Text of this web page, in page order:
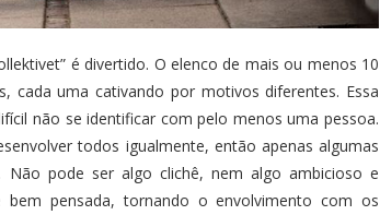
é divertido. O elenco de mais ou menos 10
cada uma cativando por motivos diferentes. Essa
não se identificar com pelo menos uma pessoa.
todos igualmente, então apenas algumas
Não pode ser algo clichê, nem algo ambicioso e
bem pensada, tornando o envolvimento com os